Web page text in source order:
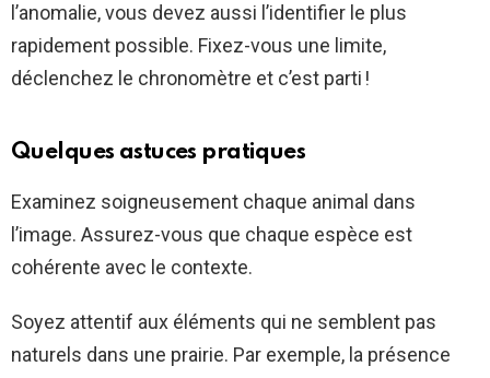
l’anomalie, vous devez aussi l’identifier le plus
rapidement possible. Fixez-vous une limite,
déclenchez le chronomètre et c’est parti !
Quelques astuces pratiques
Examinez soigneusement chaque animal dans
l’image. Assurez-vous que chaque espèce est
cohérente avec le contexte.
Soyez attentif aux éléments qui ne semblent pas
naturels dans une prairie. Par exemple, la présence